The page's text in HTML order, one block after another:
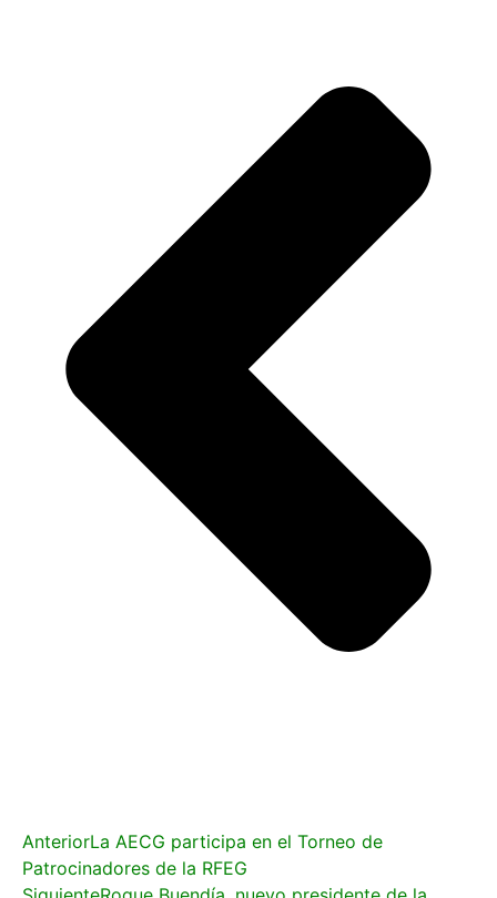
AnteriorLa AECG participa en el Torneo de
Patrocinadores de la RFEG